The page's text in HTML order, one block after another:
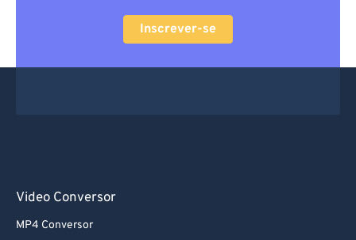
Inscrever-se
Video Conversor
MP4 Conversor